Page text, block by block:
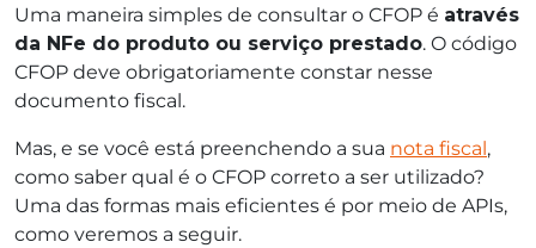
Uma maneira simples de consultar o CFOP é através
da NFe do produto ou serviço prestado. O código
CFOP deve obrigatoriamente constar nesse
documento fiscal.
Mas, e se você está preenchendo a sua nota fiscal ,
como saber qual é o CFOP correto a ser utilizado?
Uma das formas mais eficientes é por meio de APIs,
como veremos a seguir.